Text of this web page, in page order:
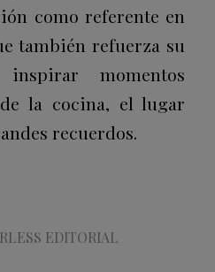
como referente en
también refuerza su
momentos
la cocina, el lugar
recuerdos.
EDITORIAL